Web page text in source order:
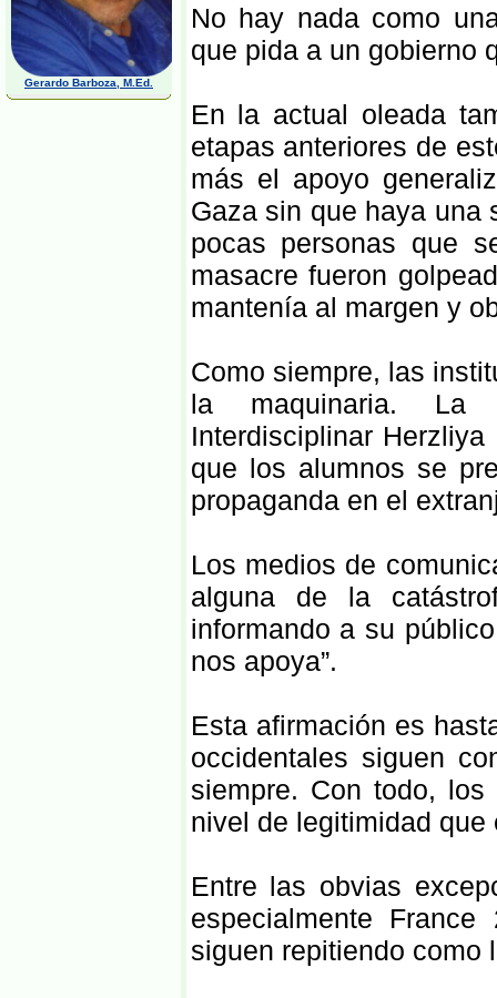
Gerardo Barboza, M.Ed.
No hay nada como
que pida a un gobierno
En la actual oleada
etapas anteriores de
más el apoyo
Gaza sin que haya una
pocas personas que
masacre fueron
mantenía al margen y
Como siempre, las
la maquinaria. La
Interdisciplinar
que los alumnos se
propaganda en el
Los medios de
alguna de la
informando a su
nos apoya”.
Esta afirmación es
occidentales siguen
siempre. Con todo,
nivel de legitimidad
Entre las obvias
especialmente
siguen repitiendo como